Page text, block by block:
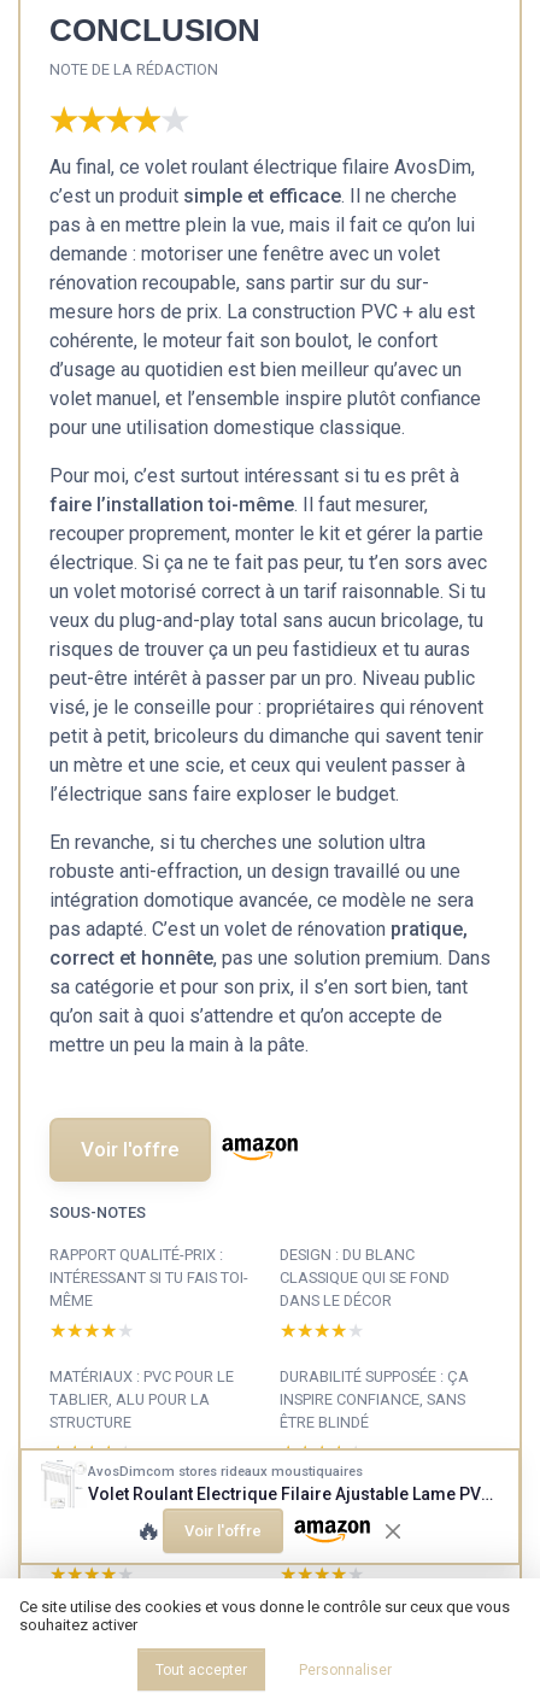
CONCLUSION
NOTE DE LA RÉDACTION
★★★★★
★★★★★
Au final, ce volet roulant électrique filaire AvosDim,
c’est un produit simple et efficace. Il ne cherche
pas à en mettre plein la vue, mais il fait ce qu’on lui
demande : motoriser une fenêtre avec un volet
rénovation recoupable, sans partir sur du sur-
mesure hors de prix. La construction PVC + alu est
cohérente, le moteur fait son boulot, le confort
d’usage au quotidien est bien meilleur qu’avec un
volet manuel, et l’ensemble inspire plutôt confiance
pour une utilisation domestique classique.
Pour moi, c’est surtout intéressant si tu es prêt à
faire l’installation toi-même. Il faut mesurer,
recouper proprement, monter le kit et gérer la partie
électrique. Si ça ne te fait pas peur, tu t’en sors avec
un volet motorisé correct à un tarif raisonnable. Si tu
veux du plug-and-play total sans aucun bricolage, tu
risques de trouver ça un peu fastidieux et tu auras
peut-être intérêt à passer par un pro. Niveau public
visé, je le conseille pour : propriétaires qui rénovent
petit à petit, bricoleurs du dimanche qui savent tenir
un mètre et une scie, et ceux qui veulent passer à
l’électrique sans faire exploser le budget.
En revanche, si tu cherches une solution ultra
robuste anti-effraction, un design travaillé ou une
intégration domotique avancée, ce modèle ne sera
pas adapté. C’est un volet de rénovation pratique,
correct et honnête, pas une solution premium. Dans
sa catégorie et pour son prix, il s’en sort bien, tant
qu’on sait à quoi s’attendre et qu’on accepte de
mettre un peu la main à la pâte.
Voir l'offre
SOUS-NOTES
RAPPORT QUALITÉ-PRIX :
INTÉRESSANT SI TU FAIS TOI-
MÊME
★★★★★
★★★★★
DESIGN : DU BLANC
CLASSIQUE QUI SE FOND
DANS LE DÉCOR
★★★★★
★★★★★
MATÉRIAUX : PVC POUR LE
TABLIER, ALU POUR LA
STRUCTURE
★★★★★
★★★★★
DURABILITÉ SUPPOSÉE : ÇA
INSPIRE CONFIANCE, SANS
ÊTRE BLINDÉ
★★★★★
★★★★★
PERFORMANCE AU
QUOTIDIEN : BRUIT,
ISOLATION, USAGE
★★★★★
★★★★★
PRÉSENTATION : UN KIT DE
RÉNOVATION ASSEZ
COMPLET
★★★★★
★★★★★
EFFICACITÉ ET INSTALLATION
ÊTRE UN MINIMUM SOIGNEUX
AvosDimcom stores rideaux moustiquaires
Volet Roulant Electrique Filaire Ajustable Lame PVC - H 155 cm x L 120 cm- Coloris Blanc - Montage Facile, pour Fenêtre
🔥 Voir l'offre
Ce site utilise des cookies et vous donne le contrôle sur ceux que vous
souhaitez activer
Tout accepter Personnaliser